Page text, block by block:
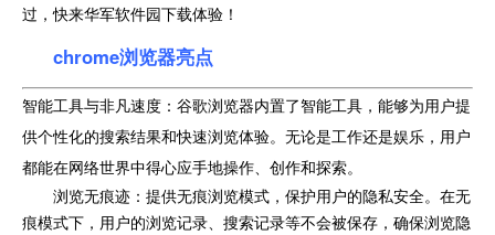
过，快来华军软件园下载体验！
chrome浏览器亮点
智能工具与非凡速度：谷歌浏览器内置了智能工具，能够为用户提
供个性化的搜索结果和快速浏览体验。无论是工作还是娱乐，用户
都能在网络世界中得心应手地操作、创作和探索。
浏览无痕迹：提供无痕浏览模式，保护用户的隐私安全。在无
痕模式下，用户的浏览记录、搜索记录等不会被保存，确保浏览隐